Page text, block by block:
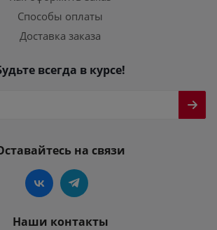
Способы оплаты
Доставка заказа
всегда в курсе!
на связи
Наши контакты